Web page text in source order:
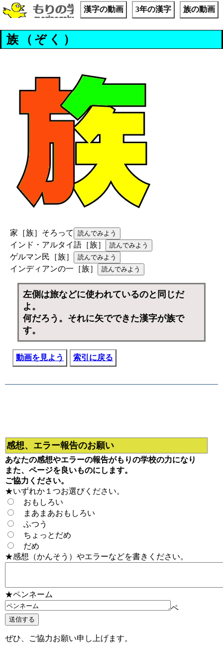
漢字の動画 3年の漢字 族の動画
族（ぞく）
家［族］そろって
インド・アルタイ語［族］
ゲルマン民［族］
インディアンの一［族］
左側は旅などに使われているのと同じだ
よ。
何だろう。それに矢でできた漢字が族で
す。
動画を見よう 索引に戻る
感想、エラー報告のお願い
あなたの感想やエラーの報告がもりの学校の力になり
また、ページを良いものにします。
ご協力ください。
★いずれか１つお選びください。
おもしろい
まあまあおもしろい
ふつう
ちょっとだめ
だめ
★感想（かんそう）やエラーなどを書きください。
★ペンネーム
ペ
ぜひ、ご協力お願い申し上げます。